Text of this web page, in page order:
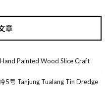
章
Painted Wood Slice Craft
5号 Tanjung Tualang Tin Dredge